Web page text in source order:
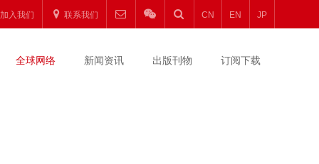
加入我们 联系我们 CN EN JP
全球网络 新闻资讯 出版刊物 订阅下载